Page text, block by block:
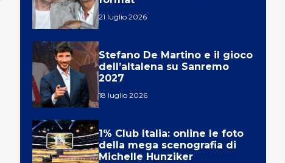
21 luglio 2026
Stefano De Martino e il gioco
dell’altalena su Sanremo
2027
18 luglio 2026
1% Club Italia: online le foto
della mega scenografia di
Michelle Hunziker